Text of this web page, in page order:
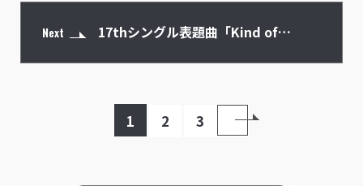
Next 17thシングル表題曲「Kind of
1 2 3